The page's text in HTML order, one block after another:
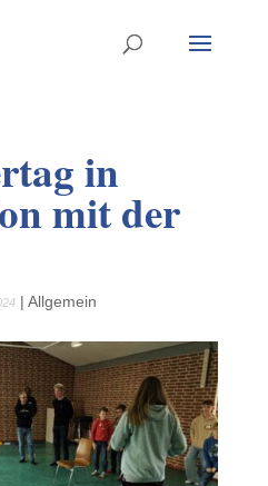
in
mit der
| Allgemein